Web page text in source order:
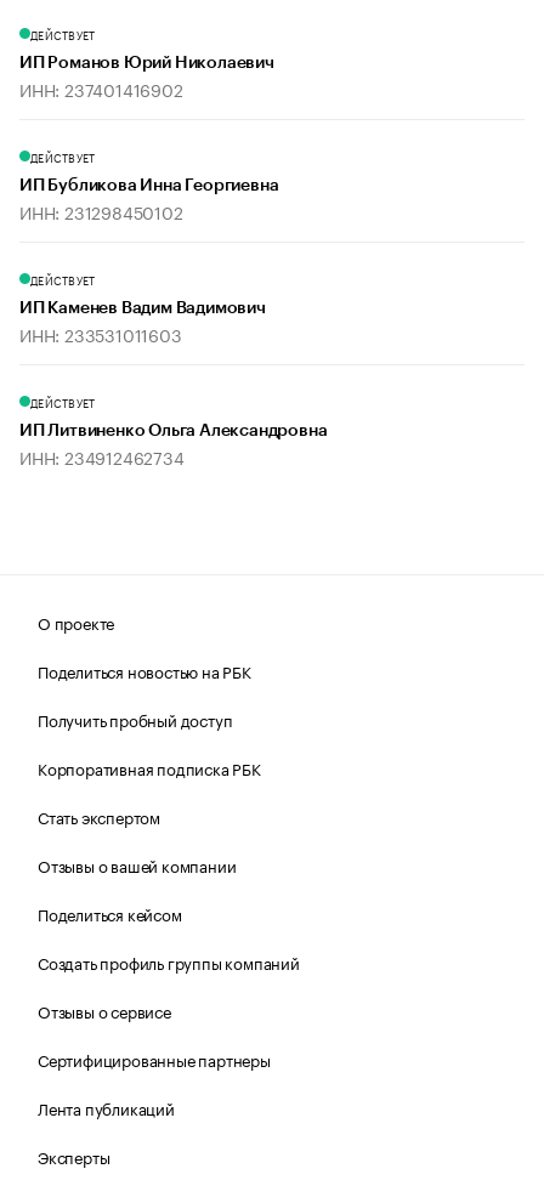
ДЕЙСТВУЕТ
ИП Романов Юрий Николаевич
ИНН: 237401416902
ДЕЙСТВУЕТ
ИП Бубликова Инна Георгиевна
ИНН: 231298450102
ДЕЙСТВУЕТ
ИП Каменев Вадим Вадимович
ИНН: 233531011603
ДЕЙСТВУЕТ
ИП Литвиненко Ольга Александровна
ИНН: 234912462734
О проекте
Поделиться новостью на РБК
Получить пробный доступ
Корпоративная подписка РБК
Стать экспертом
Отзывы о вашей компании
Поделиться кейсом
Создать профиль группы компаний
Отзывы о сервисе
Сертифицированные партнеры
Лента публикаций
Эксперты